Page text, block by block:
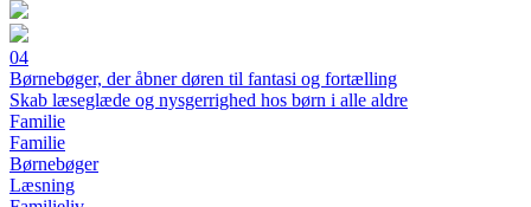
04
Børnebøger, der åbner døren til fantasi og fortælling
Skab læseglæde og nysgerrighed hos børn i alle aldre
Familie
Familie
Børnebøger
Læsning